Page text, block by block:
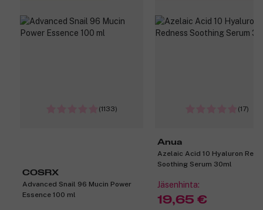
(1133)
COSRX
Advanced Snail 96 Mucin Power
Essence 100 ml
(17)
Anua
Azelaic Acid 10 Hyaluron
Soothing Serum 30ml
Jäsenhinta:
19,65 €